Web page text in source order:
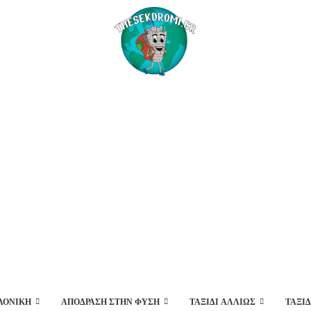
ΑΠΌΔΡΑΣΗ ΣΤΗΝ ΦΎΣΗ ΤΑΞΊΔΙ ΑΛΛΙΏΣ